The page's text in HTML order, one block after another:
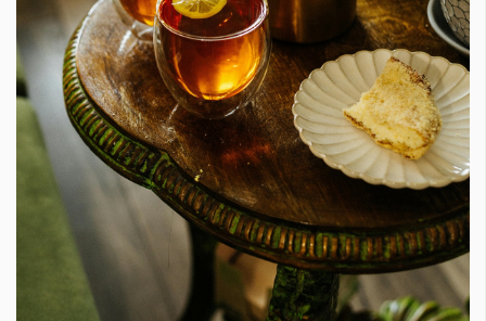
Gentlemen
382
Wellness
1817
ПОСЛЕДВАЙТЕ
НИ